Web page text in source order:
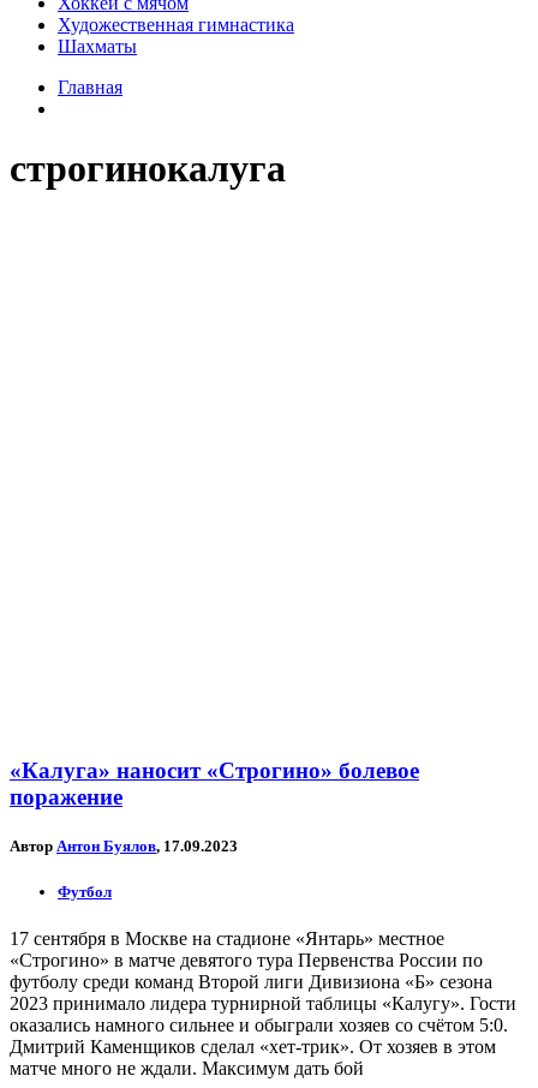
Художественная гимнастика
Шахматы
Главная
строгинокалуга
«Калуга» наносит «Строгино» болевое
поражение
Автор Антон Буялов, 17.09.2023
Футбол
17 сентября в Москве на стадионе «Янтарь» местное
«Строгино» в матче девятого тура Первенства России по
футболу среди команд Второй лиги Дивизиона «Б» сезона
2023 принимало лидера турнирной таблицы «Калугу». Гости
оказались намного сильнее и обыграли хозяев со счётом 5:0.
Дмитрий Каменщиков сделал «хет-трик». От хозяев в этом
матче много не ждали. Максимум дать бой